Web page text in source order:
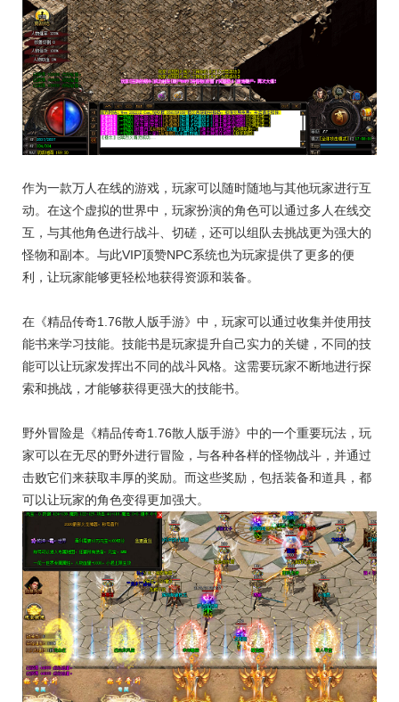
作为一款万人在线的游戏，玩家可以随时随地与其他玩家进行互
动。在这个虚拟的世界中，玩家扮演的角色可以通过多人在线交
互，与其他角色进行战斗、切磋，还可以组队去挑战更为强大的
怪物和副本。与此VIP顶赞NPC系统也为玩家提供了更多的便
利，让玩家能够更轻松地获得资源和装备。
在《精品传奇1.76散人版手游》中，玩家可以通过收集并使用技
能书来学习技能。技能书是玩家提升自己实力的关键，不同的技
能可以让玩家发挥出不同的战斗风格。这需要玩家不断地进行探
索和挑战，才能够获得更强大的技能书。
野外冒险是《精品传奇1.76散人版手游》中的一个重要玩法，玩
家可以在无尽的野外进行冒险，与各种各样的怪物战斗，并通过
击败它们来获取丰厚的奖励。而这些奖励，包括装备和道具，都
可以让玩家的角色变得更加强大。